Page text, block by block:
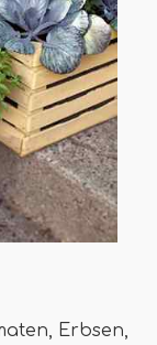
Erbsen,